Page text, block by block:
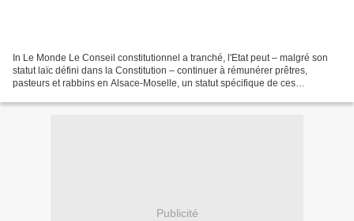
In Le Monde Le Conseil constitutionnel a tranché, l'Etat peut – malgré son
statut laïc défini dans la Constitution – continuer à rémunérer prêtres,
pasteurs et rabbins en Alsace-Moselle, un statut spécifique de ces
Publicité